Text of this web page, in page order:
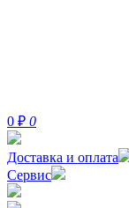
0 ₽ 0
Доставка и оплата
Сервис